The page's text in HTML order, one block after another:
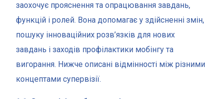
заохочує прояснення та опрацювання завдань,
функцій і ролей. Вона допомагає у здійсненні змін,
пошуку інноваційних розв’язків для нових
завдань і заходів профілактики мобінгу та
вигорання. Нижче описані відмінності між різними
концептами супервізії.